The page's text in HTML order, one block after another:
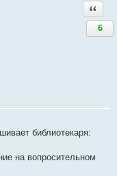
6
библиотекаря:
на вопросительном